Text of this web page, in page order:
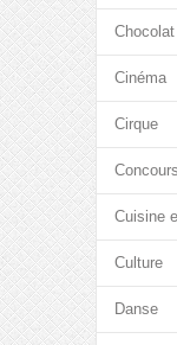
Chocolat
Cinéma
Cirque
Concours
Cuisine
Culture
Danse